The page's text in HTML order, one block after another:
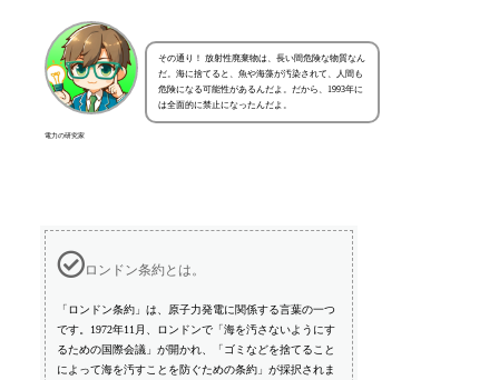
電力の研究家
その通り！ 放射性廃棄物は、長い間危険な物質なん
だ。海に捨てると、魚や海藻が汚染されて、人間も
危険になる可能性があるんだよ。だから、1993年に
は全面的に禁止になったんだよ。
ロンドン条約とは。
「ロンドン条約」は、原子力発電に関係する言葉の一つ
です。1972年11月、ロンドンで「海を汚さないようにす
るための国際会議」が開かれ、「ゴミなどを捨てること
によって海を汚すことを防ぐための条約」が採択されま